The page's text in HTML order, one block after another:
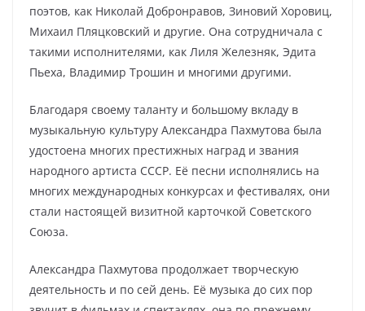
поэтов, как Николай Добронравов, Зиновий Хоровиц,
Михаил Пляцковский и другие. Она сотрудничала с
такими исполнителями, как Лиля Железняк, Эдита
Пьеха, Владимир Трошин и многими другими.
Благодаря своему таланту и большому вкладу в
музыкальную культуру Александра Пахмутова была
удостоена многих престижных наград и звания
народного артиста СССР. Её песни исполнялись на
многих международных конкурсах и фестивалях, они
стали настоящей визитной карточкой Советского
Союза.
Александра Пахмутова продолжает творческую
деятельность и по сей день. Её музыка до сих пор